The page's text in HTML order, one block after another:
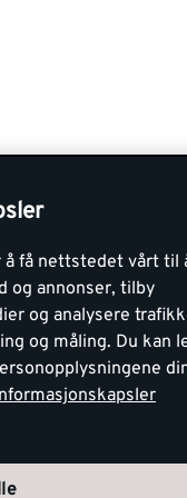
få nettstedet vårt til
og annonser, tilby
og analysere
og måling. Du kan